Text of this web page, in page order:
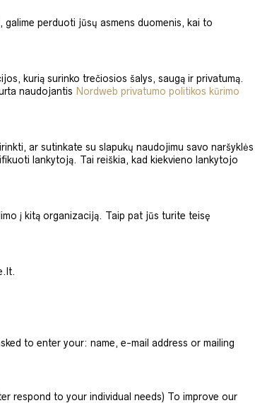
perduoti jūsų asmens duomenis, kai to
kurią surinko trečiosios šalys, saugą ir privatumą.
naudojantis Nordweb privatumo politikos kūrimo
ar sutinkate su slapukų naudojimu savo naršyklės
lankytoją. Tai reiškia, kad kiekvieno lankytojo
į kitą organizaciją. Taip pat jūs turite teisę
to enter your: name, e-mail address or mailing
respond to your individual needs) To improve our